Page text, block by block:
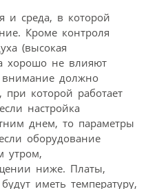
и среда, в которой
Кроме контроля
(высокая
хорошо не влияют
внимание должно
при которой работает
настройка
днем, то параметры
оборудование
утром,
ниже. Платы,
иметь температуру,